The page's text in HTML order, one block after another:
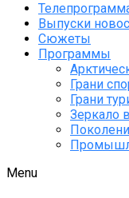
Выпуски
Сюжеты
Программы
Грани
Грани
Зеркало
Menu